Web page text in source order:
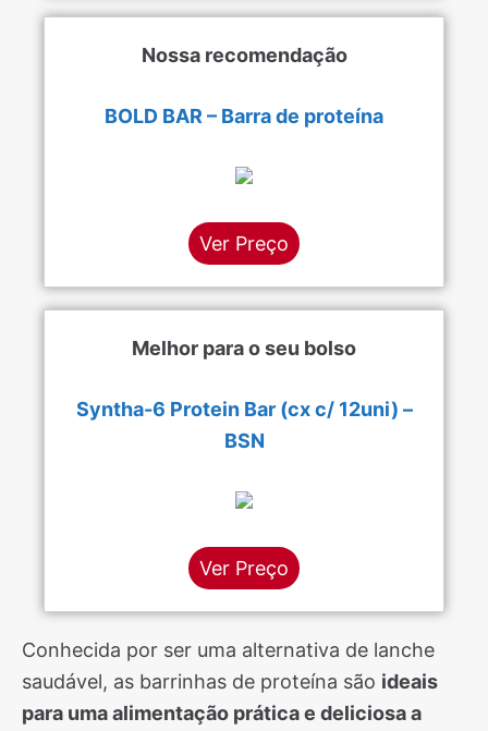
Nossa recomendação
BOLD BAR – Barra de proteína
Ver Preço
Melhor para o seu bolso
Syntha-6 Protein Bar (cx c/ 12uni) –
BSN
Ver Preço
Conhecida por ser uma alternativa de lanche
saudável, as barrinhas de proteína são ideais
para uma alimentação prática e deliciosa a